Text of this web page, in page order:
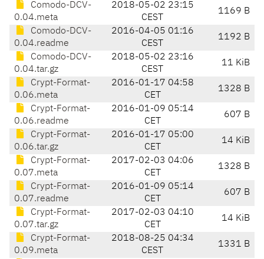
Comodo-DCV-
0.04.meta
2018-05-02 23:15
CEST
1169 B
Comodo-DCV-
0.04.readme
2016-04-05 01:16
CEST
1192 B
Comodo-DCV-
0.04.tar.gz
2018-05-02 23:16
CEST
11 KiB
Crypt-Format-
0.06.meta
2016-01-17 04:58
CET
1328 B
Crypt-Format-
0.06.readme
2016-01-09 05:14
CET
607 B
Crypt-Format-
0.06.tar.gz
2016-01-17 05:00
CET
14 KiB
Crypt-Format-
0.07.meta
2017-02-03 04:06
CET
1328 B
Crypt-Format-
0.07.readme
2016-01-09 05:14
CET
607 B
Crypt-Format-
0.07.tar.gz
2017-02-03 04:10
CET
14 KiB
Crypt-Format-
0.09.meta
2018-08-25 04:34
CEST
1331 B